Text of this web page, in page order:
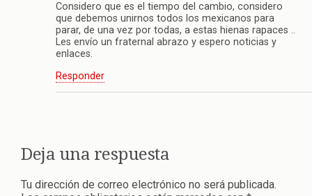
Considero que es el tiempo del cambio, considero
que debemos unirnos todos los mexicanos para
parar, de una vez por todas, a estas hienas rapaces ..
Les envío un fraternal abrazo y espero noticias y
enlaces.
Responder
Deja una respuesta
Tu dirección de correo electrónico no será publicada.